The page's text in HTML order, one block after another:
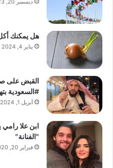
ديسمبر 20, 2023
هل يمكنك
يناير 4, 2024
القبض على
#السعودية
أبريل 1, 2024
ابن علا رامي
"الفنانة"
فبراير 20, 2020